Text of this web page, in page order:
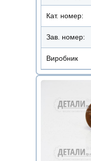
Кат. номер:
Зав. номер:
Виробник